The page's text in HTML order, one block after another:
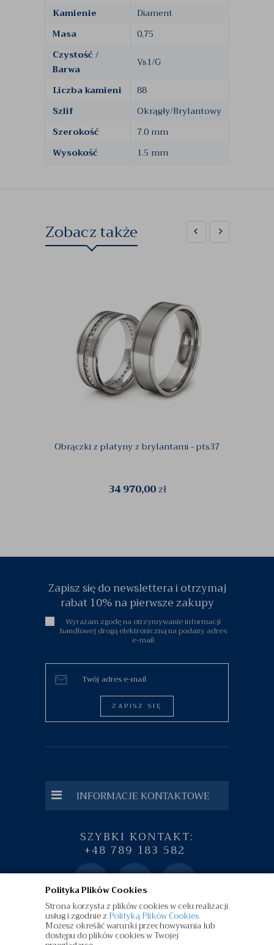
Polityka Plików Cookies
Strona korzysta z plików cookies w celu realizacji
usług i zgodnie z Polityką Plików Cookies
Możesz określić warunki przechowywania lub
dostępu do plików cookies w Twojej
Kamienie
Diament
Masa
0,75
Czystość /
Barwa
Vs1/G
Liczba kamieni
88
Szlif
Okrągły/Brylantowy
Szerokość
7.0 mm
Wysokość
1.5 mm
Zobacz także
Obrączki z platyny z brylantami - pts37
34 970,00zł
Zapisz się do newslettera i otrzymaj
rabat 10% na pierwsze zakupy
Wyrażam zgodę na otrzymywanie informacji
handlowej drogą elektroniczną na podany adres
e-mail
ZAPISZ SIĘ
INFORMACJE KONTAKTOWE
SZYBKI KONTAKT:
+48 789 183 582